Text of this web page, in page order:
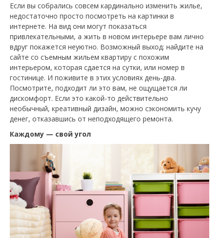
Если вы собрались совсем кардинально изменить жилье,
недостаточно просто посмотреть на картинки в
интернете. На вид они могут показаться
привлекательными, а жить в новом интерьере вам лично
вдруг покажется неуютно. Возможный выход: найдите на
сайте со съемным жильем квартиру с похожим
интерьером, которая сдается на сутки, или номер в
гостинице. И поживите в этих условиях день-два.
Посмотрите, подходит ли это вам, не ощущается ли
дискомфорт. Если это какой-то действительно
необычный, креативный дизайн, можно сэкономить кучу
денег, отказавшись от неподходящего ремонта.
Каждому — свой угол